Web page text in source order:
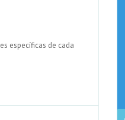
específicas de cada